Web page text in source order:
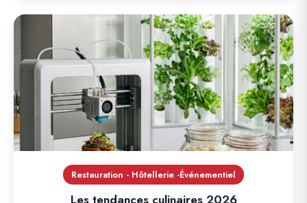
Restauration - Hôtellerie -Événementiel